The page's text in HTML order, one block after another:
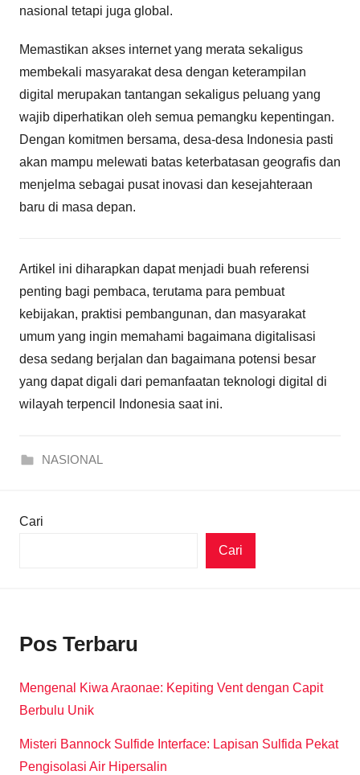
nasional tetapi juga global.
Memastikan akses internet yang merata sekaligus
membekali masyarakat desa dengan keterampilan
digital merupakan tantangan sekaligus peluang yang
wajib diperhatikan oleh semua pemangku kepentingan.
Dengan komitmen bersama, desa-desa Indonesia pasti
akan mampu melewati batas keterbatasan geografis dan
menjelma sebagai pusat inovasi dan kesejahteraan
baru di masa depan.
Artikel ini diharapkan dapat menjadi buah referensi
penting bagi pembaca, terutama para pembuat
kebijakan, praktisi pembangunan, dan masyarakat
umum yang ingin memahami bagaimana digitalisasi
desa sedang berjalan dan bagaimana potensi besar
yang dapat digali dari pemanfaatan teknologi digital di
wilayah terpencil Indonesia saat ini.
NASIONAL
Cari
Cari
Pos Terbaru
Mengenal Kiwa Araonae: Kepiting Vent dengan Capit
Berbulu Unik
Misteri Bannock Sulfide Interface: Lapisan Sulfida Pekat
Pengisolasi Air Hipersalin